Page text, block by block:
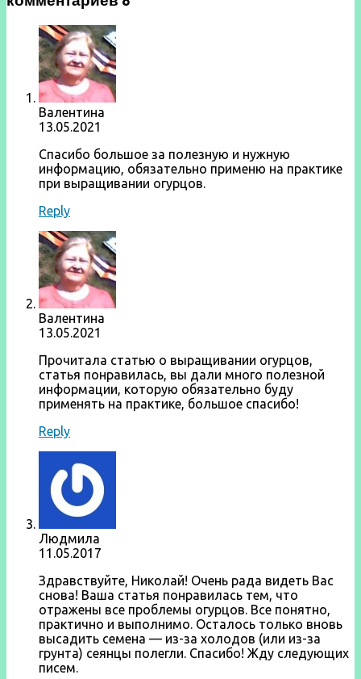
Валентина
13.05.2021
Спасибо большое за полезную и нужную
информацию, обязательно применю на практике
при выращивании огурцов.
Reply
Валентина
13.05.2021
Прочитала статью о выращивании огурцов,
статья понравилась, вы дали много полезной
информации, которую обязательно буду
применять на практике, большое спасибо!
Reply
Людмила
11.05.2017
Здравствуйте, Николай! Очень рада видеть Вас
снова! Ваша статья понравилась тем, что
отражены все проблемы огурцов. Все понятно,
практично и выполнимо. Осталось только вновь
высадить семена — из-за холодов (или из-за
грунта) сеянцы полегли. Спасибо! Жду следующих
писем.